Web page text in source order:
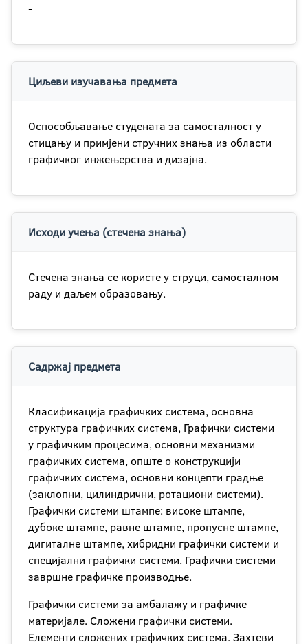
-
Циљеви изучавања предмета
Оспособљавање студената за самосталност у
стицању и примјени стручних знања из области
графичког инжењерства и дизајна.
Исходи учења (стечена знања)
Стечена знања се користе у струци, самосталном
раду и даљем образовању.
Садржај предмета
Класификација графичких система, основна
структура графичких система, Графички системи
у графичким процесима, основни механизми
графичких система, опште о конструкцији
графичких система, основни концепти градње
(заклопни, цилиндрични, ротациони системи).
Графички системи штампе: високе штампе,
дубоке штампе, равне штампе, пропусне штампе,
дигиталне штампе, хибридни графички системи и
специјални графички системи. Графички системи
завршне графичке производње.
Графички системи за амбалажу и графичке
материјале. Сложени графички системи.
Елементи сложених графичких система. Захтеви